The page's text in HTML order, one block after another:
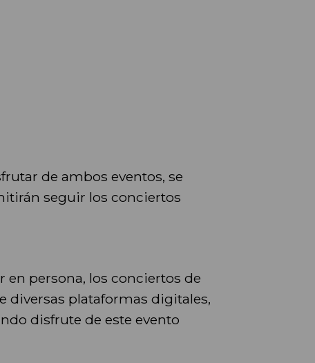
de ambos eventos, se
seguir los conciertos
en persona, los conciertos de
diversas plataformas digitales,
disfrute de este evento